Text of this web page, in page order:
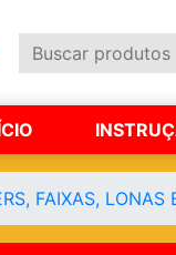
FAIXAS, LONAS